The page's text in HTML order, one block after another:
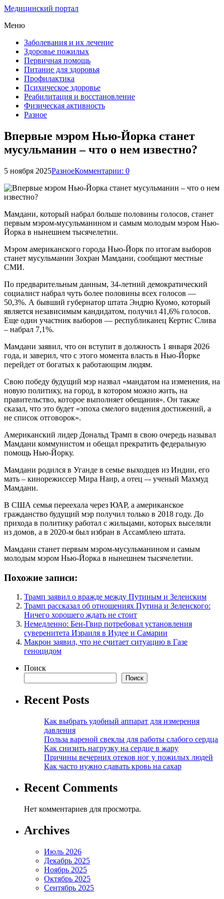
Медицинский портал
Меню
Заболевания и их лечение
Здоровье пожилых
Первичная помощь
Питание для здоровья
Профилактика
Психическое здоровье
Реабилитация и восстановление
Физическая активность
Разное
Впервые мэром Нью-Йорка станет
мусульманин – что о нем известно?
5 ноября 2025РазноеКомментарии: 0
Мамдани, который набрал больше половины голосов, станет
первым мэром-мусульманином и самым молодым мэром Нью-
Йорка в нынешнем тысячелетии.
Мэром американского города Нью-Йорк по итогам выборов
станет мусульманин Зохран Мамдани, сообщают местные
СМИ.
По предварительным данным, 34-летний демократический
социалист набрал чуть более половины всех голосов —
50,3%. А бывший губернатор штата Эндрю Куомо, который
является независимым кандидатом, получил 41,6% голосов.
Еще один участник выборов — республиканец Кертис Слива
– набрал 7,1%.
Мамдани заявил, что он вступит в должность 1 января 2026
года, и заверил, что с этого момента власть в Нью-Йорке
перейдет от богатых к работающим людям.
Свою победу будущий мэр назвал «мандатом на изменения, на
новую политику, на город, в котором можно жить, на
правительство, которое выполняет обещания». Он также
сказал, что это будет «эпоха смелого видения достижений, а
не список отговорок».
Американский лидер Дональд Трамп в свою очередь называл
Мамдани коммунистом и обещал прекратить федеральную
помощь Нью-Йорку.
Мамдани родился в Уганде в семье выходцев из Индии, его
мать – кинорежиссер Мира Наир, а отец –- ученый Махмуд
Мамдани.
В США семья переехала через ЮАР, а американское
гражданство будущий мэр получил только в 2018 году. До
прихода в политику работал с жильцами, которых выселяли
из домов, а в 2020-м был избран в Ассамблею штата.
Мамдани станет первым мэром-мусульманином и самым
молодым мэром Нью-Йорка в нынешнем тысячелетии.
Похожие записи:
Трамп заявил о вражде между Путиным и Зеленским
Трамп рассказал об отношениях Путина и Зеленского:
Ничего хорошего ждать не стоит
Немедленно: Бен-Гвир потребовал установления
суверенитета Израиля в Иудее и Самарии
Макрон заявил, что не считает ситуацию в Газе
геноцидом
Поиск
Поиск
Recent Posts
Как выбрать удобный аппарат для измерения
давления
Польза вареной свеклы для работы слабого сердца
Как снизить нагрузку на сердце в жару
Причины вечерних отеков ног у пожилых людей
Как часто нужно сдавать кровь на сахар
Recent Comments
Нет комментариев для просмотра.
Archives
Июль 2026
Декабрь 2025
Ноябрь 2025
Октябрь 2025
Сентябрь 2025